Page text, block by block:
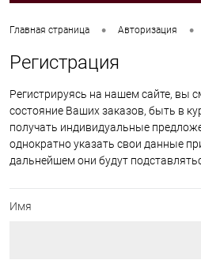
Главная страница • Авторизация •
Регистрация
Регистрируясь на нашем сайте, вы
состояние Ваших заказов, быть в
получать индивидуальные
однократно указать свои данные
дальнейшем они будут
Имя